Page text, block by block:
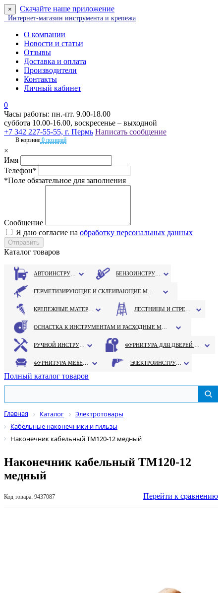
× Скачайте наше приложение
Интернет-магазин инструмента и крепежа
О компании
Новости и статьи
Отзывы
Доставка и оплата
Производители
Контакты
Личный кабинет
0
Часы работы: пн.-пт. 9.00-18.00
суббота 10.00-16.00, воскресенье – выходной
+7 342 227-55-55, г. Пермь Написать сообщение
В корзине 0 позиций
×
Имя
Телефон*
*Поле обязательное для заполнения
Сообщение
Я даю согласие на обработку персональных данных
Каталог товаров
Полный каталог товаров
Главная Каталог
Электротовары
Кабельные наконечники и гильзы
Наконечник кабельный ТМ120-12 медный
Наконечник кабельный ТМ120-12
медный
Код товара: 9437087 Перейти к сравнению